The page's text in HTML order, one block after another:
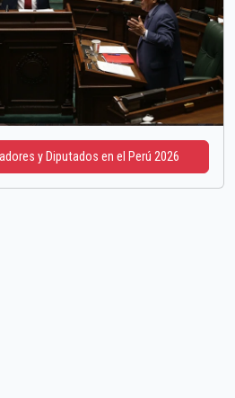
y Diputados en el Perú 2026